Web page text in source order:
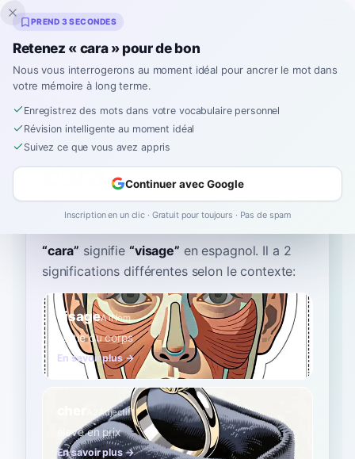
Inklingo
Accueil› Espagnol›Dictionnaire ›cara
cara
kah-rah ˈka.ɾa
“cara” signifie “visage” en espagnol. Il a 2
significations différentes selon le contexte:
visageA1Nom
partie du corps
En savoir plus →
Adjectif
élevé en prix
En savoir plus →
PREND 3 SECONDES
Retenez « cara » pour de bon
Nous vous interrogerons au moment idéal pour ancrer le mot dans
votre mémoire à long terme.
Enregistrez des mots dans votre vocabulaire personnel
Révision intelligente au moment idéal
Suivez ce que vous avez appris
Continuer avec Google
Inscription en un clic · Gratuit pour toujours · Pas de spam